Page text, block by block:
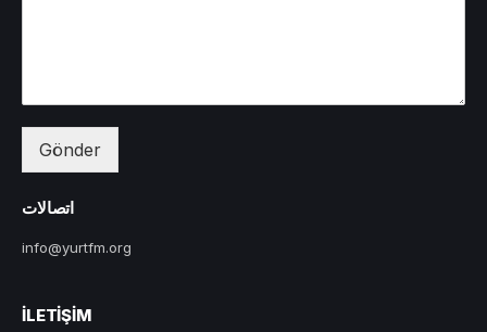
Gönder
اتصالات
info@yurtfm.org
İLETIŞIM